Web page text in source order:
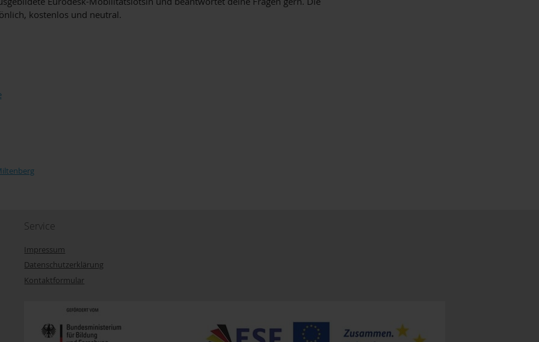
kostenlos und neutral.
Service
Impressum
Datenschutzerklärung
Kontaktformular